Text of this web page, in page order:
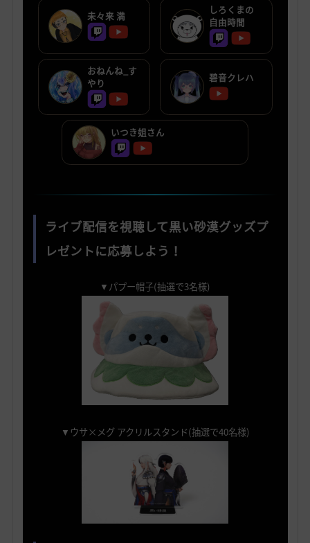
未々来 満
しろくまの
自由時間
おねんね_す
やり
碧音クレハ
いつき姐さん
ライブ配信を視聴して黒い砂漠グッズプ
レゼントに応募しよう！
▼パプー帽子(抽選で3名様)
▼ウサ×メグ アクリルスタンド(抽選で40名様)